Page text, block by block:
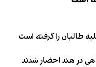
طالبان را گرفته است
در هند احضار شدند